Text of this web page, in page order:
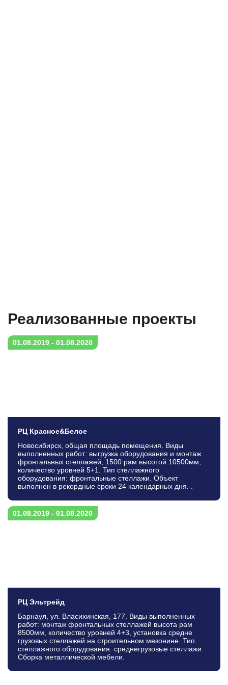
Реализованныe проекты
01.08.2019 - 01.08.2020
РЦ Красное&Белое
Новосибирск, общая площадь помещения. Виды
выполненных работ: выгрузка оборудования и монтаж
фронтальных стеллажей, 1500 рам высотой 10500мм,
количество уровней 5+1. Тип стеллажного
оборудования: фронтальные стеллажи. Объект
выполнен в рекордные сроки 24 календарных дня. .
01.08.2019 - 01.08.2020
РЦ Эльтрейд
Барнаул, ул. Власихинская, 177. Виды выполненных
работ: монтаж фронтальных стеллажей высота рам
8500мм, количество уровней 4+3, установка средне
грузовых стеллажей на строительном мезонине. Тип
стеллажного оборудования: среднегрузовые стеллажи.
Сборка металлической мебели.